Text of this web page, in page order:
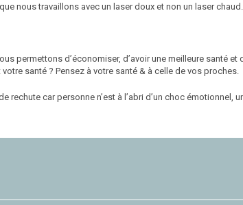
nous travaillons avec un laser doux et non un laser chaud.
permettons d’économiser, d’avoir une meilleure santé
santé ? Pensez à votre santé & à celle de vos proches.
rechute car personne n’est à l’abri d’un choc émotionnel,